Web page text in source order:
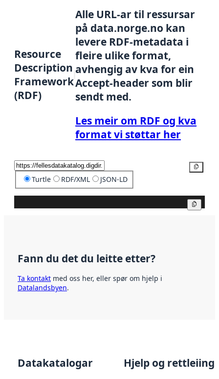
Resource
Description
Framework
(RDF)
Alle URL-ar til ressursar
på data.norge.no kan
levere RDF-metadata i
fleire ulike format,
avhengig av kva for ein
Accept-header som blir
sendt med.
Les meir om RDF og kva
format vi støttar her
Turtle RDF/XML JSON-LD
Fann du det du leitte etter?
Ta kontakt med oss her, eller spør om hjelp i
Datalandsbyen.
Datakatalogar Hjelp og rettleiing